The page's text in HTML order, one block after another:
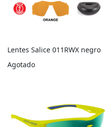
Lentes Salice 011RWX negro
Agotado
Modelo 022
Modelo 026
Modelo 029